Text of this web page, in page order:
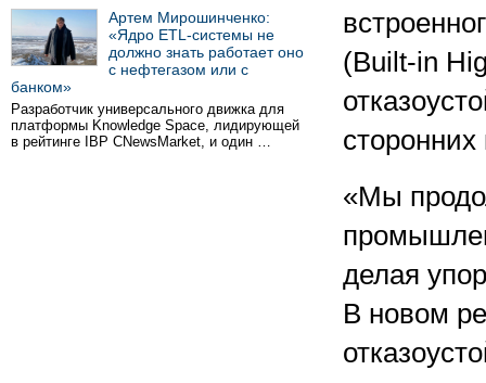
Артем Мирошинченко:
«Ядро ETL-системы не
должно знать работает оно
с нефтегазом или с
банком»
Разработчик универсального движка для
платформы Knowledge Space, лидирующей
в рейтинге IBP CNewsMarket, и один …
(Built-in
«Мы
делая
В новом